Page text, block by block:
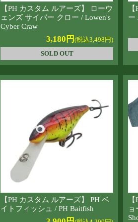
【PH カスタム ルアーズ】 ローウ
ェンズ サイバー クロー / Lowen's
Cyber Craw
3,180円 (税込3,498円)
SOLD OUT
ー
【PH カスタム ルアーズ】 PH ベ
イトフィッシュ / PH Baitfish